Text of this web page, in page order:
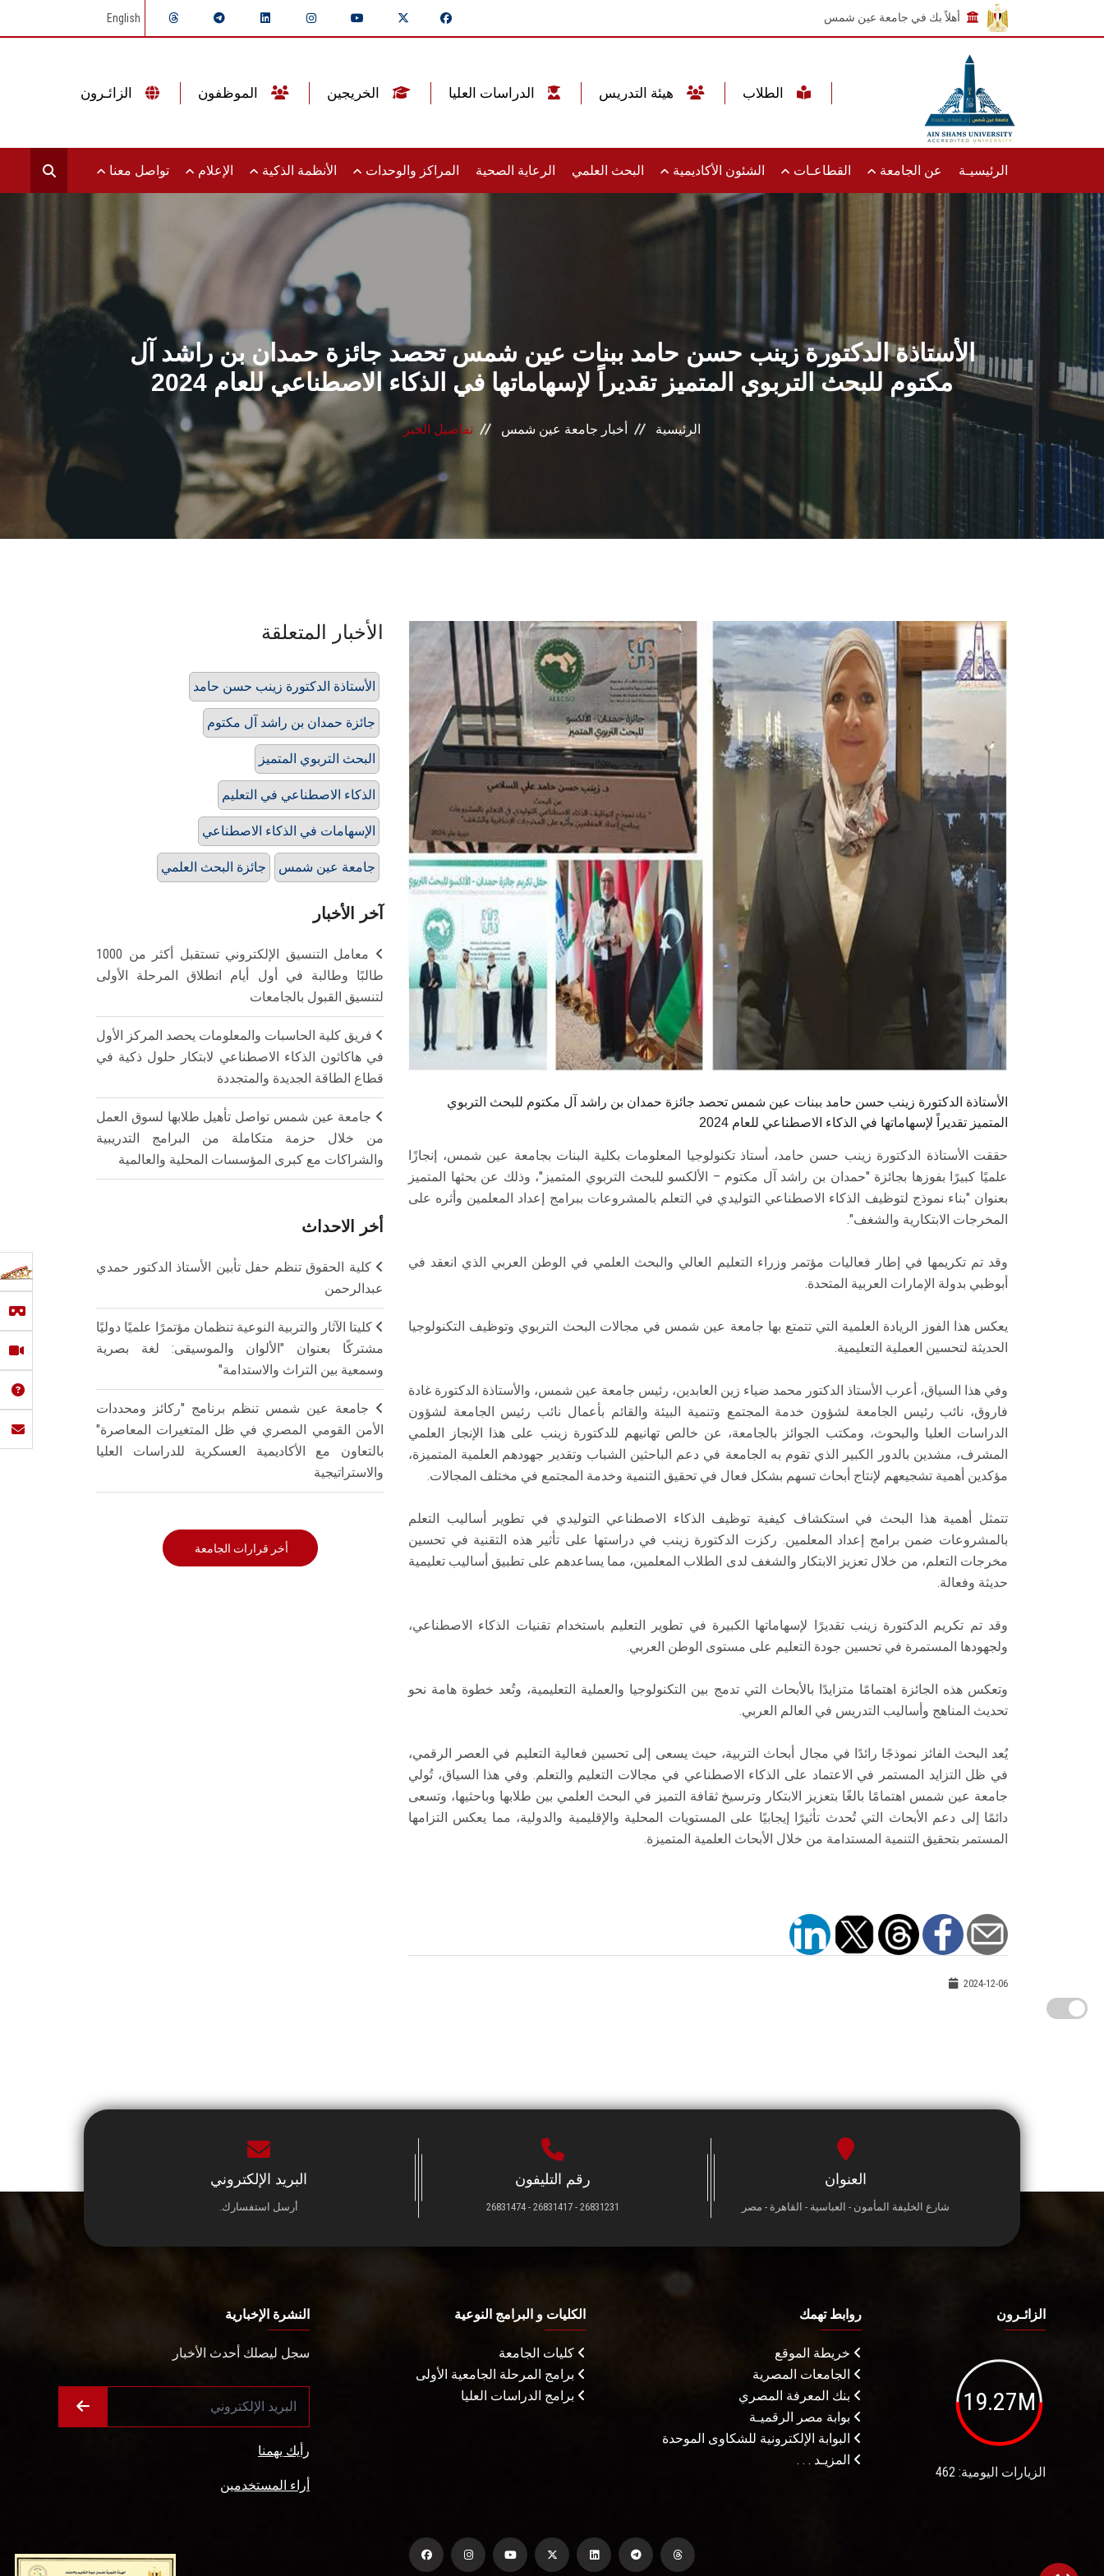
أهلاً بك في جامعة عين شمس English
الرئيسيـة عن الجامعة القطاعـات الشئون الأكاديمية البحث العلمي الرعاية الصحية المراكز والوحدات الأنظمة الذكية الإعلام تواصل معنا
الأستاذة الدكتورة زينب حسن حامد ببنات عين شمس تحصد جائزة حمدان بن راشد آل
مكتوم للبحث التربوي المتميز تقديراً لإسهاماتها في الذكاء الاصطناعي للعام 2024
الرئيسية أخبار جامعة عين شمس تفاصيل الخبر
الأستاذة الدكتورة زينب حسن حامد ببنات عين شمس تحصد جائزة حمدان بن راشد آل مكتوم للبحث التربوي
المتميز تقديراً لإسهاماتها في الذكاء الاصطناعي للعام 2024
حققت الأستاذة الدكتورة زينب حسن حامد، أستاذ تكنولوجيا المعلومات بكلية البنات بجامعة عين شمس، إنجازًا
علميًا كبيرًا بفوزها بجائزة "حمدان بن راشد آل مكتوم – الألكسو للبحث التربوي المتميز"، وذلك عن بحثها المتميز
بعنوان "بناء نموذج لتوظيف الذكاء الاصطناعي التوليدي في التعلم بالمشروعات ببرامج إعداد المعلمين وأثره على
المخرجات الابتكارية والشغف".
وقد تم تكريمها في إطار فعاليات مؤتمر وزراء التعليم العالي والبحث العلمي في الوطن العربي الذي انعقد في
أبوظبي بدولة الإمارات العربية المتحدة.
يعكس هذا الفوز الريادة العلمية التي تتمتع بها جامعة عين شمس في مجالات البحث التربوي وتوظيف التكنولوجيا
الحديثة لتحسين العملية التعليمية.
وفي هذا السياق، أعرب الأستاذ الدكتور محمد ضياء زين العابدين، رئيس جامعة عين شمس، والأستاذة الدكتورة غادة
فاروق، نائب رئيس الجامعة لشؤون خدمة المجتمع وتنمية البيئة والقائم بأعمال نائب رئيس الجامعة لشؤون
الدراسات العليا والبحوث، ومكتب الجوائز بالجامعة، عن خالص تهانيهم للدكتورة زينب على هذا الإنجاز العلمي
المشرف، مشدين بالدور الكبير الذي تقوم به الجامعة في دعم الباحثين الشباب وتقدير جهودهم العلمية المتميزة،
مؤكدين أهمية تشجيعهم لإنتاج أبحاث تسهم بشكل فعال في تحقيق التنمية وخدمة المجتمع في مختلف المجالات.
تتمثل أهمية هذا البحث في استكشاف كيفية توظيف الذكاء الاصطناعي التوليدي في تطوير أساليب التعلم
بالمشروعات ضمن برامج إعداد المعلمين. ركزت الدكتورة زينب في دراستها على تأثير هذه التقنية في تحسين
مخرجات التعلم، من خلال تعزيز الابتكار والشغف لدى الطلاب المعلمين، مما يساعدهم على تطبيق أساليب تعليمية
حديثة وفعالة.
وقد تم تكريم الدكتورة زينب تقديرًا لإسهاماتها الكبيرة في تطوير التعليم باستخدام تقنيات الذكاء الاصطناعي،
ولجهودها المستمرة في تحسين جودة التعليم على مستوى الوطن العربي.
وتعكس هذه الجائزة اهتمامًا متزايدًا بالأبحاث التي تدمج بين التكنولوجيا والعملية التعليمية، وتُعد خطوة هامة نحو
تحديث المناهج وأساليب التدريس في العالم العربي.
يُعد البحث الفائز نموذجًا رائدًا في مجال أبحاث التربية، حيث يسعى إلى تحسين فعالية التعليم في العصر الرقمي،
في ظل التزايد المستمر في الاعتماد على الذكاء الاصطناعي في مجالات التعليم والتعلم. وفي هذا السياق، تُولي
جامعة عين شمس اهتمامًا بالغًا بتعزيز الابتكار وترسيخ ثقافة التميز في البحث العلمي بين طلابها وباحثيها، وتسعى
دائمًا إلى دعم الأبحاث التي تُحدث تأثيرًا إيجابيًا على المستويات المحلية والإقليمية والدولية، مما يعكس التزامها
المستمر بتحقيق التنمية المستدامة من خلال الأبحاث العلمية المتميزة.
2024-12-06
الأخبار المتعلقة
الأستاذة الدكتورة زينب حسن حامد
جائزة حمدان بن راشد آل مكتوم
البحث التربوي المتميز
الذكاء الاصطناعي في التعليم
الإسهامات في الذكاء الاصطناعي
جائزة البحث العلمي جامعة عين شمس
آخر الأخبار
معامل التنسيق الإلكتروني تستقبل أكثر من 1000
طالبًا وطالبة في أول أيام انطلاق المرحلة الأولى
لتنسيق القبول بالجامعات
فريق كلية الحاسبات والمعلومات يحصد المركز الأول
في هاكاثون الذكاء الاصطناعي لابتكار حلول ذكية في
قطاع الطاقة الجديدة والمتجددة
جامعة عين شمس تواصل تأهيل طلابها لسوق العمل
من خلال حزمة متكاملة من البرامج التدريبية
والشراكات مع كبرى المؤسسات المحلية والعالمية
أخر الاحداث
كلية الحقوق تنظم حفل تأبين الأستاذ الدكتور حمدي
عبدالرحمن
كليتا الآثار والتربية النوعية تنظمان مؤتمرًا علميًا دوليًا
مشتركًا بعنوان "الألوان والموسيقى: لغة بصرية
وسمعية بين التراث والاستدامة"
جامعة عين شمس تنظم برنامج "ركائز ومحددات
الأمن القومي المصري في ظل المتغيرات المعاصرة"
بالتعاون مع الأكاديمية العسكرية للدراسات العليا
والاستراتيجية
أخر قرارات الجامعة
العنوان
شارع الخليفة المأمون - العباسية - القاهرة - مصر
رقم التليفون
26831231 - 26831417 - 26831474
البريد الإلكتروني
أرسل استفسارك.
الزائـرون
19.27M
الزيارات اليومية: 462
روابط تهمك
خريطة الموقع
الجامعات المصرية
بنك المعرفة المصري
بوابة مصر الرقميـة
البوابة الإلكترونية للشكاوى الموحدة
المزيـد . . .
الكليات و البرامج النوعية
كليات الجامعة
برامج المرحلة الجامعية الأولى
برامج الدراسات العليا
النشرة الإخبارية
سجل ليصلك أحدث الأخبار
رأيك يهمنا
أراء المستخدمين